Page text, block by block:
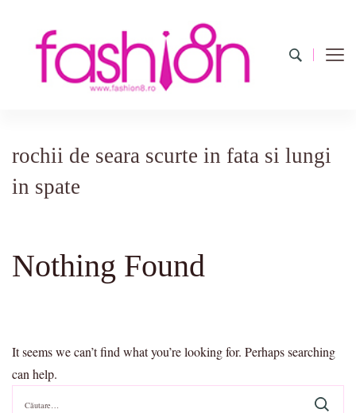
poze cu modele de manichiuri!
rochii de seara scurte in fata si lungi
in spate
Nothing Found
It seems we can’t find what you’re looking for. Perhaps searching
can help.
Caută
după: